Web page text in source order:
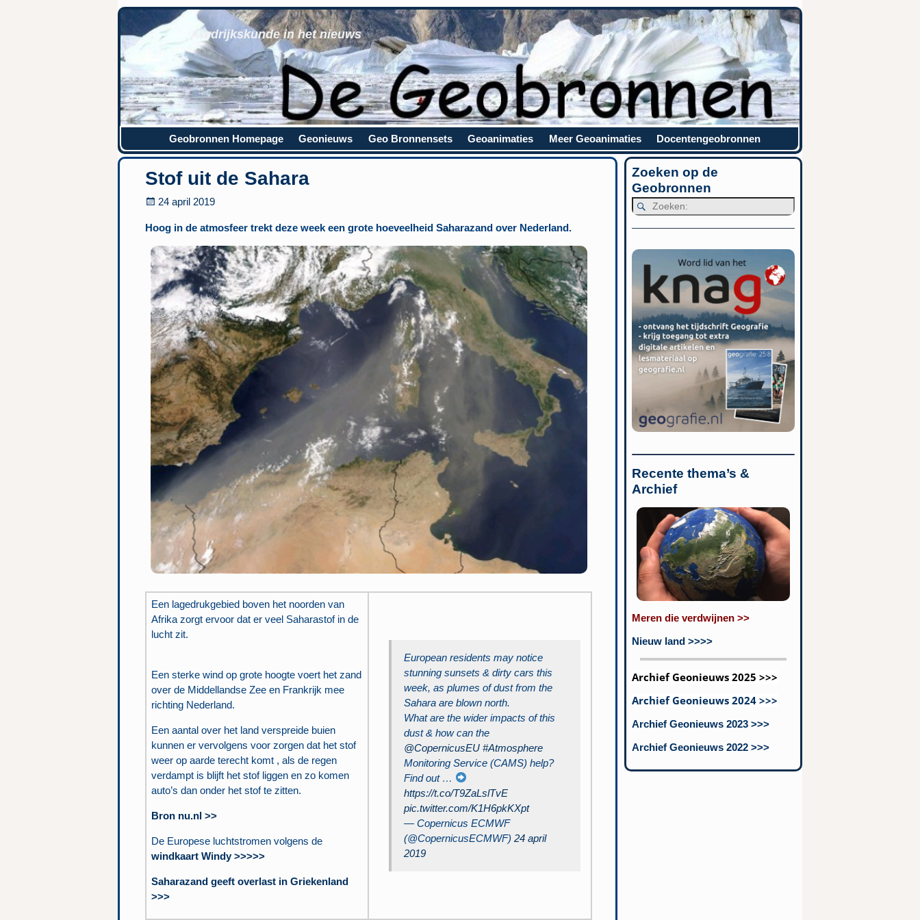
Aardrijkskunde in het nieuws
Geobronnen Homepage Geonieuws Geo Bronnensets Geoanimaties Meer Geoanimaties Docentengeobronnen
Stof uit de Sahara
24 april 2019
Hoog in de atmosfeer trekt deze week een grote hoeveelheid Saharazand over Nederland.
Een lagedrukgebied boven het noorden van
Afrika zorgt ervoor dat er veel Saharastof in de
lucht zit.
Een sterke wind op grote hoogte voert het zand
over de Middellandse Zee en Frankrijk mee
richting Nederland.
Een aantal over het land verspreide buien
kunnen er vervolgens voor zorgen dat het stof
weer op aarde terecht komt , als de regen
verdampt is blijft het stof liggen en zo komen
auto’s dan onder het stof te zitten.
Bron nu.nl >>
De Europese luchtstromen volgens de
windkaart Windy >>>>>
Saharazand geeft overlast in Griekenland
>>>
European residents may notice
stunning sunsets & dirty cars this
week, as plumes of dust from the
Sahara are blown north.
What are the wider impacts of this
dust & how can the
@CopernicusEU #Atmosphere
Monitoring Service (CAMS) help?
Find out …
https://t.co/T9ZaLslTvE
pic.twitter.com/K1H6pkKXpt
— Copernicus ECMWF
(@CopernicusECMWF)24 april
2019
Zoeken op de
Geobronnen
Recente thema’s &
Archief
Meren die verdwijnen >>
Nieuw land >>>>
Archief Geonieuws 2025 >>>
Archief Geonieuws 2024 >>>
Archief Geonieuws 2023 >>>
Archief Geonieuws 2022 >>>